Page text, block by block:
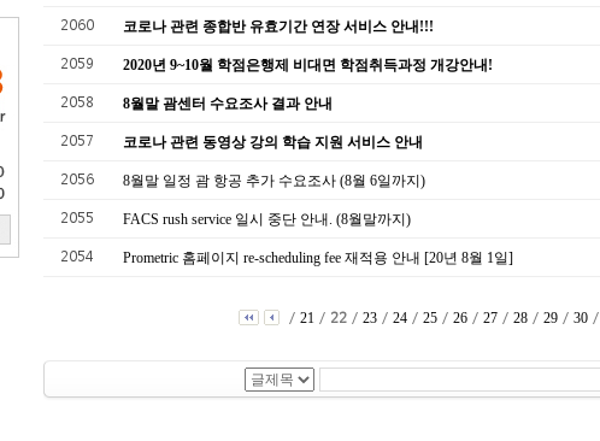
2060 코로나 관련 종합반 유효기간 연장 서비스 안내!!!
2059 2020년 9~10월 학점은행제 비대면 학점취득과정 개강안내!
2058 8월말 괌센터 수요조사 결과 안내
2057 코로나 관련 동영상 강의 학습 지원 서비스 안내
2056 8월말 일정 괌 항공 추가 수요조사 (8월 6일까지)
2055 FACS rush service 일시 중단 안내. (8월말까지)
2054 Prometric 홈페이지 re-scheduling fee 재적용 안내 [20년 8월 1일]
/ 21/ 22/ 23/ 24/ 25/ 26/ 27/ 28/ 29/ 30/